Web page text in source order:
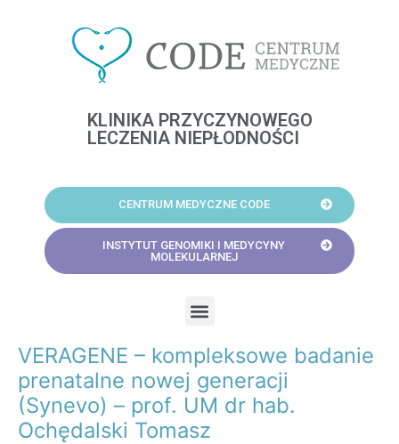
KLINIKA PRZYCZYNOWEGO
LECZENIA NIEPŁODNOŚCI
CENTRUM MEDYCZNE CODE
INSTYTUT GENOMIKI I MEDYCYNY
MOLEKULARNEJ
VERAGENE – kompleksowe badanie
prenatalne nowej generacji
(Synevo) – prof. UM dr hab.
Ochędalski Tomasz
Post